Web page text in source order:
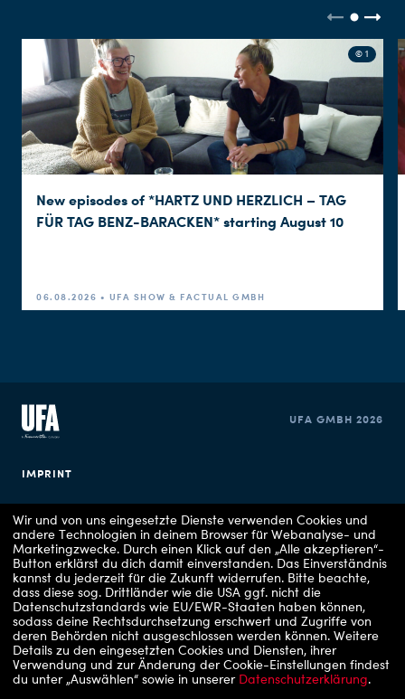
© 1
New episodes of *HARTZ UND HERZLICH – TAG
FÜR TAG BENZ-BARACKEN* starting August 10
06.08.2026 • UFA SHOW & FACTUAL GMBH
IMPRINT
COOKIE CONSENT
UFA GMBH 2026
Copyrights: 1 - RTLZWEI / UFA Show & Factual, 2 - VOX / UFA Show & Factual, 3 -
Wir und von uns eingesetzte Dienste verwenden Cookies und
andere Technologien in deinem Browser für Webanalyse- und
Marketingzwecke. Durch einen Klick auf den „Alle akzeptieren“-
Button erklärst du dich damit einverstanden. Das Einverständnis
kannst du jederzeit für die Zukunft widerrufen. Bitte beachte,
dass diese sog. Drittländer wie die USA ggf. nicht die
Datenschutzstandards wie EU/EWR-Staaten haben können,
sodass deine Rechtsdurchsetzung erschwert und Zugriffe von
deren Behörden nicht ausgeschlossen werden können. Weitere
Details zu den eingesetzten Cookies und Diensten, ihrer
Verwendung und zur Änderung der Cookie-Einstellungen findest
du unter „Auswählen“ sowie in unserer Datenschutzerklärung.